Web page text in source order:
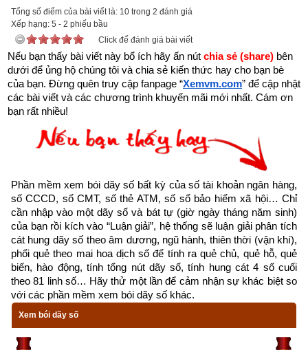
Giải mã ngày có Sao Cơ là tốt hay xấu
Các nhà làm lịch xưa đã quan sát 28 chòm sao sáng nhất trên
bầu trời để nghiên cứu sự dịch chuyển của chúng theo các
tháng, các mùa trong năm gọi là “nhị thập bát tú”. 28 ngôi sao
đó ở kề đường Hoàng Đạo Xích Đạo, đó là những ngôi sao
chính, mỗi ngôi sao kéo theo một chùm sao khác theo quỹ
đạo của nó. Cổ nhân đã ghép 28 chòm sao quan sát được
trên bầu trời thành 4 chòm sao lớn (mỗi chòm gồm 7 chòm
nhỏ) đại diện cho 4 phương theo hình thù và trí tưởng tượng
của người xưa gọi là tứ tượng hay tứ thánh thú, tứ linh. Mỗi
thánh thú cai quản một phương và tượng trưng cho một
nguyên tố và một mùa.
Tổng số điểm của bài viết là: 10 trong 2 đánh giá
Xếp hạng: 5 - 2 phiếu bầu
Click để đánh giá bài viết
Nếu bạn thấy bài viết này bổ ích hãy ấn nút chia sẻ (share) bên
dưới để ủng hộ chúng tôi và chia sẻ kiến thức hay cho bạn bè
của bạn. Đừng quên truy cập fanpage “Xemvm.com” để cập nhật
các bài viết và các chương trình khuyến mãi mới nhất. Cám ơn
bạn rất nhiều!
Phần mềm xem bói dãy số bất kỳ của số tài khoản ngân hàng,
số CCCD, số CMT, số thẻ ATM, số sổ bảo hiểm xã hội… Chỉ
cần nhập vào một dãy số và bát tự (giờ ngày tháng năm sinh)
của bạn rồi kích vào “Luận giải”, hệ thống sẽ luận giải phân tích
cát hung dãy số theo âm dương, ngũ hành, thiên thời (vận khí),
phối quẻ theo mai hoa dịch số để tính ra quẻ chủ, quẻ hỗ, quẻ
biến, hào động, tính tổng nút dãy số, tính hung cát 4 số cuối
theo 81 linh số… Hãy thử một lần để cảm nhận sự khác biệt so
với các phần mềm xem bói dãy số khác.
Xem bói dãy số